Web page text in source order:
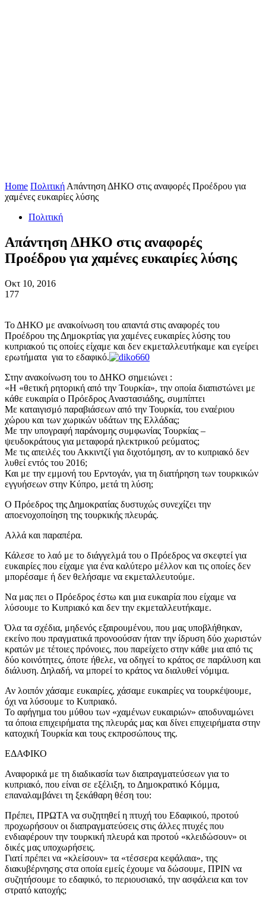
Home Πολιτική Απάντηση ΔΗΚΟ στις αναφορές Προέδρου για
χαμένες ευκαιρίες λύσης
Πολιτική
Απάντηση ΔΗΚΟ στις αναφορές
Προέδρου για χαμένες ευκαιρίες λύσης
Οκτ 10, 2016
177
Το ΔΗΚΟ με ανακοίνωση του απαντά στις αναφορές του
Προέδρου της Δημοκρτίας για χαμένες ευκαιρίες λύσης του
κυπριακού τις οποίες είχαμε και δεν εκμεταλλευτήκαμε και εγείρει
ερωτήματα για το εδαφικό.
Στην ανακοίνωση του το ΔΗΚΟ σημειώνει :
«Η «θετική ρητορική από την Τουρκία», την οποία διαπιστώνει με
κάθε ευκαιρία ο Πρόεδρος Αναστασιάδης, συμπίπτει
Με καταιγισμό παραβιάσεων από την Τουρκία, του εναέριου
χώρου και των χωρικών υδάτων της Ελλάδας;
Με την υπογραφή παράνομης συμφωνίας Τουρκίας –
ψευδοκράτους για μεταφορά ηλεκτρικού ρεύματος;
Με τις απειλές του Ακκιντζί για διχοτόμηση, αν το κυπριακό δεν
λυθεί εντός του 2016;
Και με την εμμονή του Ερντογάν, για τη διατήρηση των τουρκικών
εγγυήσεων στην Κύπρο, μετά τη λύση;
Ο Πρόεδρος της Δημοκρατίας δυστυχώς συνεχίζει την
αποενοχοποίηση της τουρκικής πλευράς.
Αλλά και παραπέρα.
Κάλεσε το λαό με το διάγγελμά του ο Πρόεδρος να σκεφτεί για
ευκαιρίες που είχαμε για ένα καλύτερο μέλλον και τις οποίες δεν
μπορέσαμε ή δεν θελήσαμε να εκμεταλλευτούμε.
Να μας πει ο Πρόεδρος έστω και μια ευκαιρία που είχαμε να
λύσουμε το Κυπριακό και δεν την εκμεταλλευτήκαμε.
Όλα τα σχέδια, μηδενός εξαιρουμένου, που μας υποβλήθηκαν,
εκείνο που πραγματικά προνοούσαν ήταν την ίδρυση δύο χωριστών
κρατών με τέτοιες πρόνοιες, που παρείχετο στην κάθε μια από τις
δύο κοινότητες, όποτε ήθελε, να οδηγεί το κράτος σε παράλυση και
διάλυση. Δηλαδή, να μπορεί το κράτος να διαλυθεί νόμιμα.
Αν λοιπόν χάσαμε ευκαιρίες, χάσαμε ευκαιρίες να τουρκέψουμε,
όχι να λύσουμε το Κυπριακό.
Το αφήγημα του μύθου των «χαμένων ευκαιριών» αποδυναμώνει
τα όποια επιχειρήματα της πλευράς μας και δίνει επιχειρήματα στην
κατοχική Τουρκία και τους εκπροσώπους της.
ΕΔΑΦΙΚΟ
Αναφορικά με τη διαδικασία των διαπραγματεύσεων για το
κυπριακό, που είναι σε εξέλιξη, το Δημοκρατικό Κόμμα,
επαναλαμβάνει τη ξεκάθαρη θέση του:
Πρέπει, ΠΡΩΤΑ να συζητηθεί η πτυχή του Εδαφικού, προτού
προχωρήσουν οι διαπραγματεύσεις στις άλλες πτυχές που
ενδιαφέρουν την τουρκική πλευρά και προτού «κλειδώσουν» οι
δικές μας υποχωρήσεις.
Γιατί πρέπει να «κλείσουν» τα «τέσσερα κεφάλαια», της
διακυβέρνησης στα οποία εμείς έχουμε να δώσουμε, ΠΡΙΝ να
συζητήσουμε το εδαφικό, το περιουσιακό, την ασφάλεια και τον
στρατό κατοχής;